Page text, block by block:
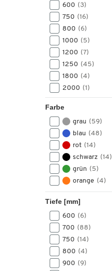
600 (3)
750 (16)
800 (6)
1000 (5)
1200 (7)
1250 (45)
1800 (4)
2000 (1)
Farbe
grau (59)
blau (48)
rot (14)
schwarz (14)
grün (5)
orange (4)
Tiefe [mm]
600 (6)
700 (88)
750 (14)
800 (4)
900 (9)